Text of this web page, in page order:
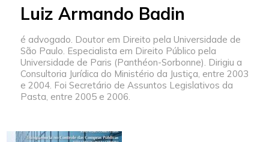
Luiz Armando Badin
é advogado. Doutor em Direito pela Universidade de
São Paulo. Especialista em Direito Público pela
Universidade de Paris (Panthéon-Sorbonne). Dirigiu a
Consultoria Jurídica do Ministério da Justiça, entre 2003
e 2004. Foi Secretário de Assuntos Legislativos da
Pasta, entre 2005 e 2006.